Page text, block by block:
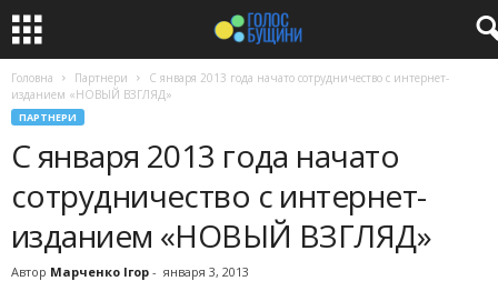
Головна Партнери
С января 2013 года начато сотрудничество с интернет-
изданием «НОВЫЙ ВЗГЛЯД»
ПАРТНЕРИ
С января 2013 года начато
сотрудничество с интернет-
изданием «НОВЫЙ ВЗГЛЯД»
Автор Марченко Ігор - января 3, 2013